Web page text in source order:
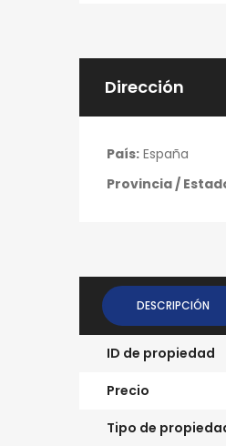
Dirección
País: España
Provincia /
DESCRIPCIÓN
ID de propiedad
Precio
Tipo de